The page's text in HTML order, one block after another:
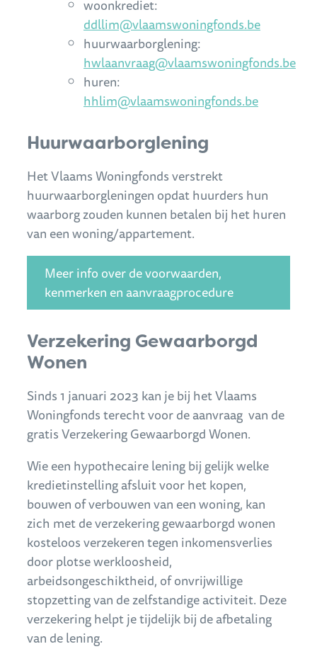
woonkrediet:
ddllim@vlaamswoningfonds.be
huurwaarborglening:
hwlaanvraag@vlaamswoningfonds.be
huren:
hhlim@vlaamswoningfonds.be
Huurwaarborglening
Het Vlaams Woningfonds verstrekt
huurwaarborgleningen opdat huurders hun
waarborg zouden kunnen betalen bij het huren
van een woning/appartement.
Meer info over de voorwaarden,
kenmerken en aanvraagprocedure
Verzekering Gewaarborgd
Wonen
Sinds 1 januari 2023 kan je bij het Vlaams
Woningfonds terecht voor de aanvraag van de
gratis Verzekering Gewaarborgd Wonen.
Wie een hypothecaire lening bij gelijk welke
kredietinstelling afsluit voor het kopen,
bouwen of verbouwen van een woning, kan
zich met de verzekering gewaarborgd wonen
kosteloos verzekeren tegen inkomensverlies
door plotse werkloosheid,
arbeidsongeschiktheid, of onvrijwillige
stopzetting van de zelfstandige activiteit. Deze
verzekering helpt je tijdelijk bij de afbetaling
van de lening.